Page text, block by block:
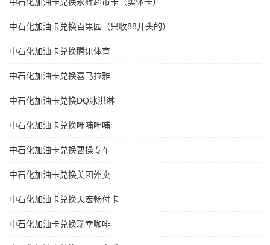
中石化加油卡兑换百果园（只收88开头的）
中石化加油卡兑换腾讯体育
中石化加油卡兑换喜马拉雅
中石化加油卡兑换DQ冰淇淋
中石化加油卡兑换呷哺呷哺
中石化加油卡兑换曹操专车
中石化加油卡兑换美团外卖
中石化加油卡兑换天宏畅付卡
中石化加油卡兑换瑞幸咖啡